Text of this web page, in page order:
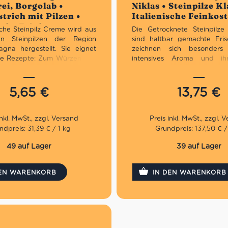
Borgolab •
mit Pilzen •
Feinkost
Steinpilz Creme wird aus
Steinpilzen der Region
hergestellt. Sie eignet
Rezepte: Zum Würzen von
schmeckt aber natürlich auch
zu Antipasti.
Steinpilzen
Qualität
5,65 €
31,39 € / 1 kg
49 auf Lager
WARENKORB
Niklas • Steinpilze
Italienische Feinkost
Die Getrocknete
sind haltbar gemachte
zeichnen sich
intensives Aroma und
Geschmack und
Trockenpilzen viel
Frischpilzen. Mit den
Der Betrieb Niklas ist
Trocken- und
Generation von Uwe
Unternehmen hat
13,75 €
Grundpreis: 137,50 € /
39 auf Lager
IN DEN WARENKORB